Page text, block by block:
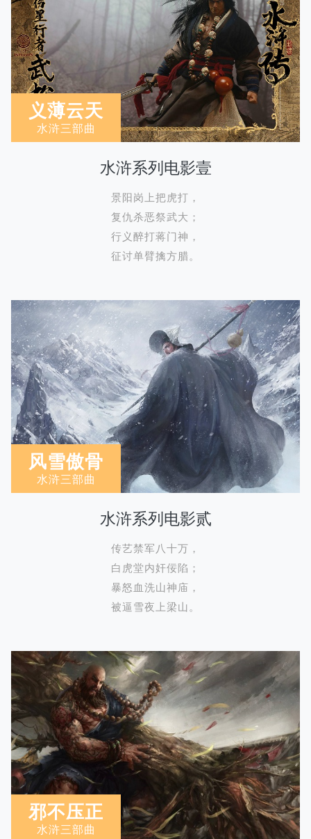
义薄云天
水浒三部曲
水浒系列电影壹
景阳岗上把虎打，
复仇杀恶祭武大；
行义醉打蒋门神，
征讨单臂擒方腊。
风雪傲骨
水浒三部曲
水浒系列电影贰
传艺禁军八十万，
白虎堂内奸佞陷；
暴怒血洗山神庙，
被逼雪夜上梁山。
邪不压正
水浒三部曲